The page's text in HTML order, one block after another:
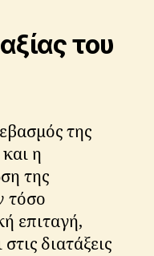
του
της
η
της
τόσο
επιταγή,
διατάξεις